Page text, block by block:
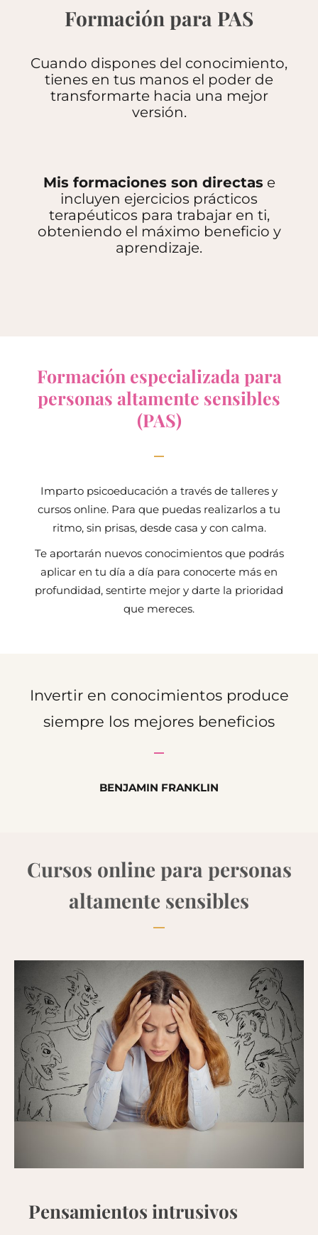
Formación para PAS
Cuando dispones del conocimiento,
tienes en tus manos el poder de
transformarte hacia una mejor
versión.
Mis formaciones son directas e
incluyen ejercicios prácticos
terapéuticos para trabajar en ti,
obteniendo el máximo beneficio y
aprendizaje.
Formación especializada para
personas altamente sensibles
(PAS)
Imparto psicoeducación a través de talleres y
cursos online. Para que puedas realizarlos a tu
ritmo, sin prisas, desde casa y con calma.
Te aportarán nuevos conocimientos que podrás
aplicar en tu día a día para conocerte más en
profundidad, sentirte mejor y darte la prioridad
que mereces.
Invertir en conocimientos produce
siempre los mejores beneficios
BENJAMIN FRANKLIN
Cursos online para personas
altamente sensibles
Pensamientos intrusivos